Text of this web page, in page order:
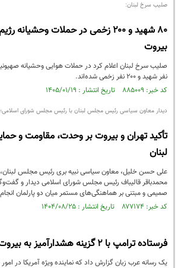
صلیب سرخ لبنان:
۸۰ شهید و ۲۰۰ زخمی در حملات
بیروت
نفر شهید و ۲۰۰ نفر زخمی شده‌اند.
کد خبر: ۸۸۵۰۰۹ تاریخ انتشار : ۱۴۰۵/۰۱/۱۹
دیدار معاون سیاسی رئیس مجلس لبنان با رئیس مجلس شورای اسلامی؛
تأکید تهران و بیروت بر وحدت، مقاومت و
لبنان
علی حسن خلیل، معاون سیاسی نبیه بری رئیس مجلس لبنان،
محمدباقر قالیباف رئیس مجلس شورای اسلامی دیدار و
صمیمی و مبتنی بر هماهنگی‌های مستمر میان دو پارلمان
کد خبر: ۸۷۷۱۷۴ تاریخ انتشار : ۱۴۰۴/۰۸/۲۵
فرستاده ترامپ با ۲ گزینه هشدارآمیز به بیروت می‌رود
یک رسانه عرب زبان گزارش داد که نماینده ویژه آمریکا در